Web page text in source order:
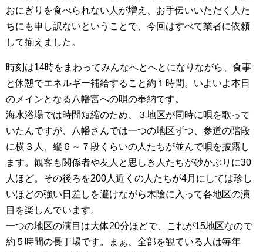
おにぎりを食べられない人が増え、お手伝いいただく人た
ちにも申し訳ないということで、今回はすべて業者に依頼
して揃えました。
時刻は14時をまわってみんなへとへとになりながら、食事
と休憩でエネルギー補給すること約１時間。いよいよ本日
のメインとなる八幡宮への唄の奉納です。
海水浴場では時間短縮のため、３地区が同時に唄を歌って
いたんですが、八幡さんでは一つの地区ずつ、参道の階段
に横３人、縦６～７段くらいの人たちが並んで唄を披露し
ます。観客も関係者や友人と思しき人たちが砂かぶりに30
人ほど。その後ろを200人近くの人たちが4月にしては珍し
いほどの強い日差しを避けながら木陰に入って各地区の演
目を楽しんでいます。
一つの地区の演目は大体20分ほどで、これが15地区なので
約５時間の長丁場です。まぁ、全部を観ている人は毎年